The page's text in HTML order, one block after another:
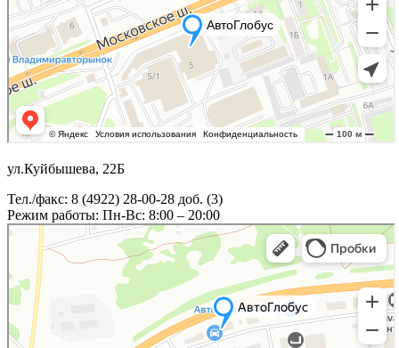
ул.Куйбышева, 22Б
Тел./факс: 8 (4922) 28-00-28 доб. (3)
Режим работы: Пн-Вс: 8:00 – 20:00